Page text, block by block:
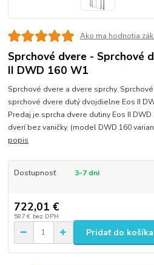
Ako ma hodnotia
Sprchové dvere - Sprchové
II DWD 160 W1
Sprchové dvere a dvere sprchy.
sprchové dvere dutý dvojdielne Eos II
Predaj je sprcha dvere dutiny Eos II DWD
dverí bez vaničky. (model DWD 160
popis
Dostupnosť 3-7 dni
722,01 €
587 € bez DPH
Pridať do košíka